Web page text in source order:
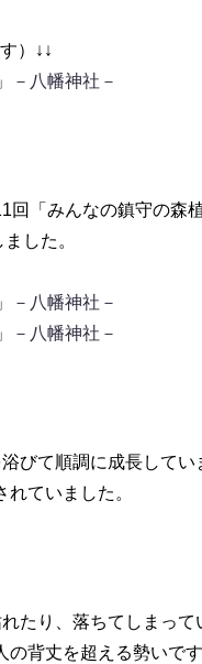
）↓↓
－八幡神社－
「みんなの鎮守の森
した。
－八幡神社－
－八幡神社－
びて順調に成長してい
ていました。
たり、落ちてしまっ
背丈を超える勢いです